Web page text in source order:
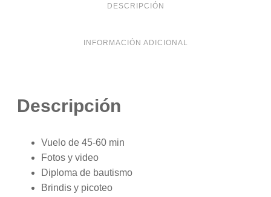
DESCRIPCIÓN
INFORMACIÓN ADICIONAL
Descripción
Vuelo de 45-60 min
Fotos y video
Diploma de bautismo
Brindis y picoteo